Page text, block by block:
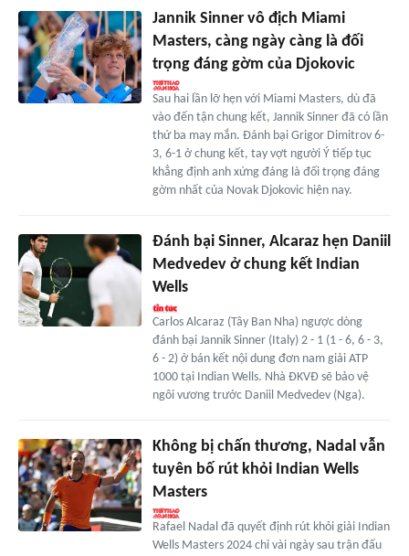
Jannik Sinner vô địch Miami
Masters, càng ngày càng là đối
trọng đáng gờm của Djokovic
Sau hai lần lỡ hẹn với Miami Masters, dù đã
vào đến tận chung kết, Jannik Sinner đã có lần
thứ ba may mắn. Đánh bại Grigor Dimitrov 6-
3, 6-1 ở chung kết, tay vợt người Ý tiếp tục
khẳng định anh xứng đáng là đối trọng đáng
gờm nhất của Novak Djokovic hiện nay.
Đánh bại Sinner, Alcaraz hẹn Daniil
Medvedev ở chung kết Indian
Wells
Carlos Alcaraz (Tây Ban Nha) ngược dòng
đánh bại Jannik Sinner (Italy) 2 - 1 (1 - 6, 6 - 3,
6 - 2) ở bán kết nội dung đơn nam giải ATP
1000 tại Indian Wells. Nhà ĐKVĐ sẽ bảo vệ
ngôi vương trước Daniil Medvedev (Nga).
Không bị chấn thương, Nadal vẫn
tuyên bố rút khỏi Indian Wells
Masters
Rafael Nadal đã quyết định rút khỏi giải Indian
Wells Masters 2024 chỉ vài ngày sau trận đấu